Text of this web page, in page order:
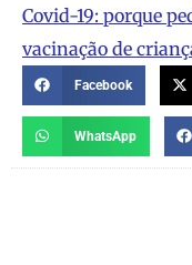
Covid-19: porque
vacinação de
Facebook
WhatsApp